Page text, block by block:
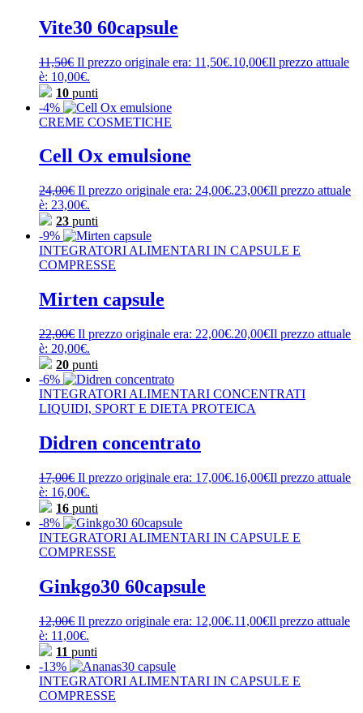
Vite30 60capsule
11,50€ Il prezzo originale era: 11,50€.10,00€Il prezzo attuale
è: 10,00€.
10 punti
-4%
CREME COSMETICHE
Cell Ox emulsione
24,00€ Il prezzo originale era: 24,00€.23,00€Il prezzo attuale
è: 23,00€.
23 punti
-9%
INTEGRATORI ALIMENTARI IN CAPSULE E
COMPRESSE
Mirten capsule
22,00€ Il prezzo originale era: 22,00€.20,00€Il prezzo attuale
è: 20,00€.
20 punti
-6%
INTEGRATORI ALIMENTARI CONCENTRATI
LIQUIDI, SPORT E DIETA PROTEICA
Didren concentrato
17,00€ Il prezzo originale era: 17,00€.16,00€Il prezzo attuale
è: 16,00€.
16 punti
-8%
INTEGRATORI ALIMENTARI IN CAPSULE E
COMPRESSE
Ginkgo30 60capsule
12,00€ Il prezzo originale era: 12,00€.11,00€Il prezzo attuale
è: 11,00€.
11 punti
-13%
INTEGRATORI ALIMENTARI IN CAPSULE E
COMPRESSE